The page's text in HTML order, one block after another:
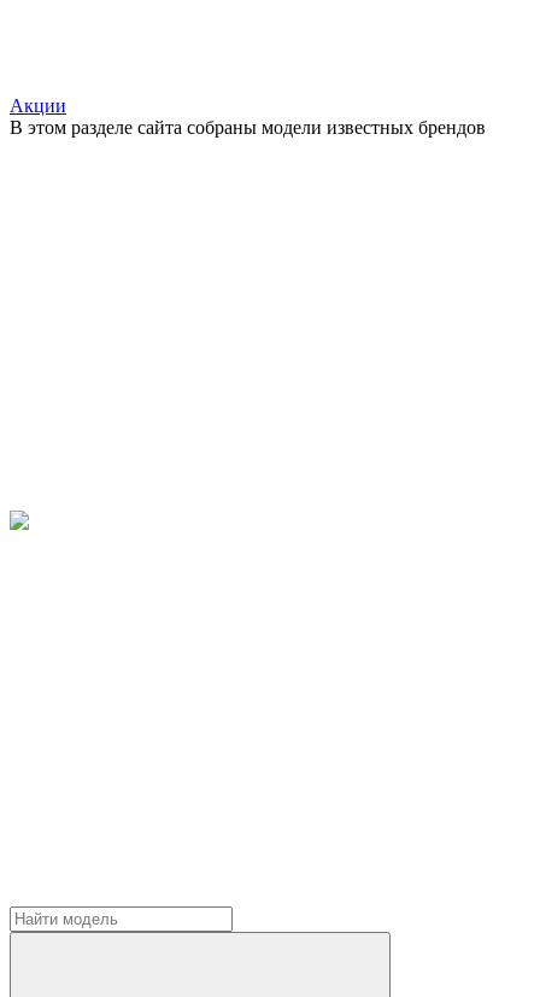
Акции
В этом разделе сайта собраны модели известных брендов